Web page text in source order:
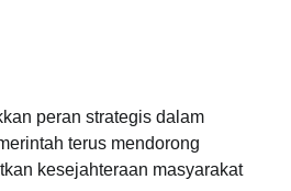
peran strategis dalam
terus mendorong
kesejahteraan masyarakat